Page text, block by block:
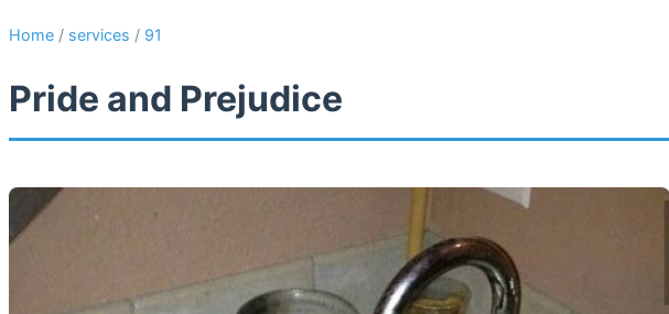
Home / services / 91
Pride and Prejudice